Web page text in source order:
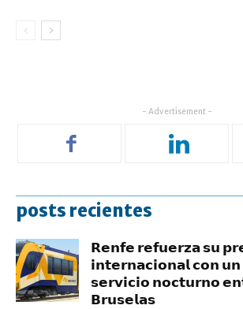
- Advertisement -
posts recientes
𝗥𝗲𝗻𝗳𝗲 𝗿𝗲𝗳𝘂𝗲𝗿𝘇𝗮 𝘀𝘂
𝗶𝗻𝘁𝗲𝗿𝗻𝗮𝗰𝗶𝗼𝗻𝗮𝗹 𝗰𝗼𝗻
𝘀𝗲𝗿𝘃𝗶𝗰𝗶𝗼 𝗻𝗼𝗰𝘁𝘂𝗿𝗻𝗼
𝗕𝗿𝘂𝘀𝗲𝗹𝗮𝘀